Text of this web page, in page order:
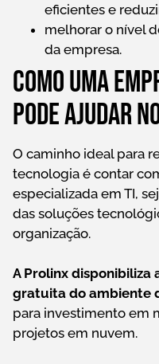
eficientes e
melhorar o nível
da empresa.
Como uma
pode ajudar
O caminho ideal para
tecnologia é contar
especializada em TI,
das soluções
organização.
A Prolinx disponibiliza
gratuita do ambiente
para investimento em
projetos em nuvem.